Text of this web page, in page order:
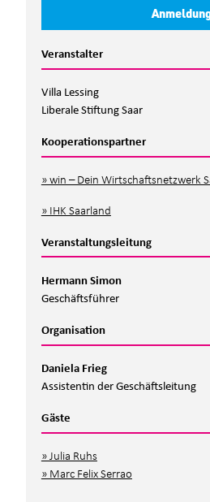
Ja, ich habe die
Teilnahmebedingungen
*Pflichtfelder
Veranstalter
Villa Lessing
Liberale Stiftung Saar
Kooperationspartner
win – Dein Wirtschaftsnetzwerk
IHK Saarland
Veranstaltungsleitung
Hermann Simon
Geschäftsführer
Organisation
Daniela Frieg
Assistentin der Geschäftsleitung
Gäste
Julia Ruhs
Marc Felix Serrao